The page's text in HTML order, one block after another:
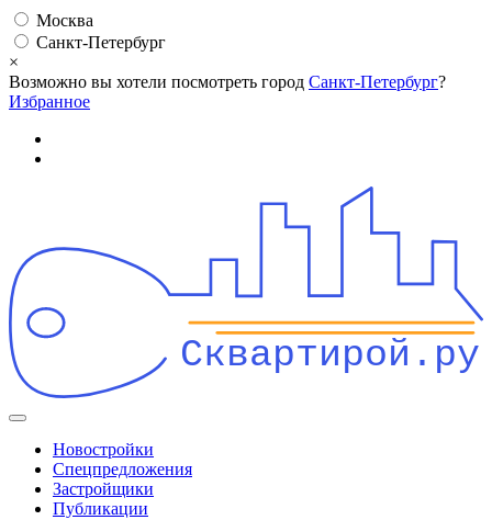
Москва
Санкт-Петербург
×
Возможно вы хотели посмотреть город Санкт-Петербург?
Избранное
Сквартирой.ру
Новостройки
Спецпредложения
Застройщики
Публикации